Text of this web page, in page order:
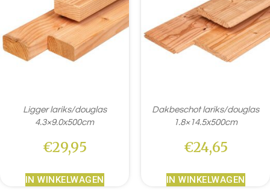
Ligger lariks/douglas
4.3×9.0x500cm
€29,95
IN WINKELWAGEN
Dakbeschot lariks/douglas
1.8×14.5x500cm
€24,65
IN WINKELWAGEN